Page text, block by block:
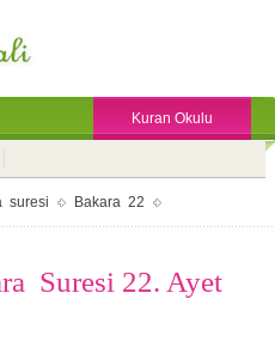
Kuran Okulu
suresi Bakara 22
Suresi 22. Ayet